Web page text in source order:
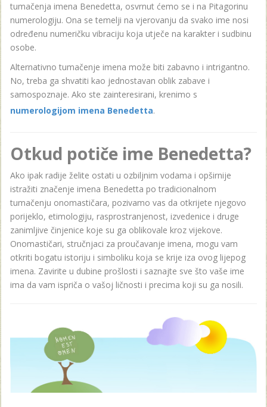
tumačenja imena Benedetta, osvrnut ćemo se i na Pitagorinu
numerologiju. Ona se temelji na vjerovanju da svako ime nosi
određenu numeričku vibraciju koja utječe na karakter i sudbinu
osobe.
Alternativno tumačenje imena može biti zabavno i intrigantno.
No, treba ga shvatiti kao jednostavan oblik zabave i
samospoznaje. Ako ste zainteresirani, krenimo s
numerologijom imena Benedetta.
Otkud potiče ime Benedetta?
Ako ipak radije želite ostati u ozbiljnim vodama i opširnije
istražiti značenje imena Benedetta po tradicionalnom
tumačenju onomastičara, pozivamo vas da otkrijete njegovo
porijeklo, etimologiju, rasprostranjenost, izvedenice i druge
zanimljive činjenice koje su ga oblikovale kroz vijekove.
Onomastičari, stručnjaci za proučavanje imena, mogu vam
otkriti bogatu istoriju i simboliku koja se krije iza ovog lijepog
imena. Zavirite u dubine prošlosti i saznajte sve što vaše ime
ima da vam ispriča o vašoj ličnosti i precima koji su ga nosili.